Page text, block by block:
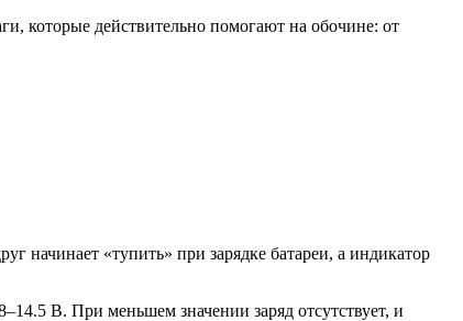
которые действительно помогают на обочине: от
«тупить» при зарядке батареи, а индикатор
В. При меньшем значении заряд отсутствует, и